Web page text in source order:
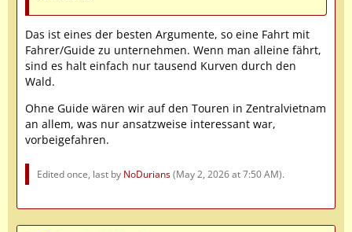
Das ist eines der besten Argumente, so eine Fahrt mit
Fahrer/Guide zu unternehmen. Wenn man alleine fährt,
sind es halt einfach nur tausend Kurven durch den
Wald.
Ohne Guide wären wir auf den Touren in Zentralvietnam
an allem, was nur ansatzweise interessant war,
vorbeigefahren.
Edited once, last by NoDurians(May 2, 2026 at 7:50 AM).